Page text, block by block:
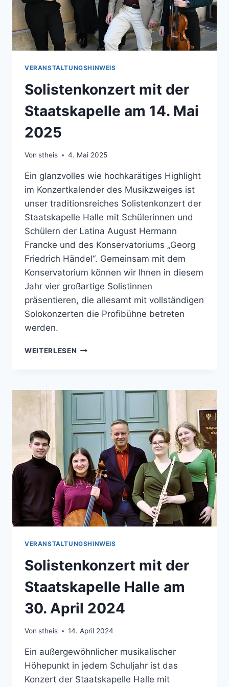
VERANSTALTUNGSHINWEIS
Solistenkonzert mit der
Staatskapelle am 14. Mai
2025
Von stheis 4. Mai 2025
Ein glanzvolles wie hochkarätiges Highlight
im Konzertkalender des Musikzweiges ist
unser traditionsreiches Solistenkonzert der
Staatskapelle Halle mit Schülerinnen und
Schülern der Latina August Hermann
Francke und des Konservatoriums „Georg
Friedrich Händel“. Gemeinsam mit dem
Konservatorium können wir Ihnen in diesem
Jahr vier großartige Solistinnen
präsentieren, die allesamt mit vollständigen
Solokonzerten die Profibühne betreten
werden.
WEITERLESEN SOLISTENKONZERT
AM
2025
VERANSTALTUNGSHINWEIS
Solistenkonzert mit der
Staatskapelle Halle am
30. April 2024
Von stheis 14. April 2024
Ein außergewöhnlicher musikalischer
Höhepunkt in jedem Schuljahr ist das
Konzert der Staatskapelle Halle mit